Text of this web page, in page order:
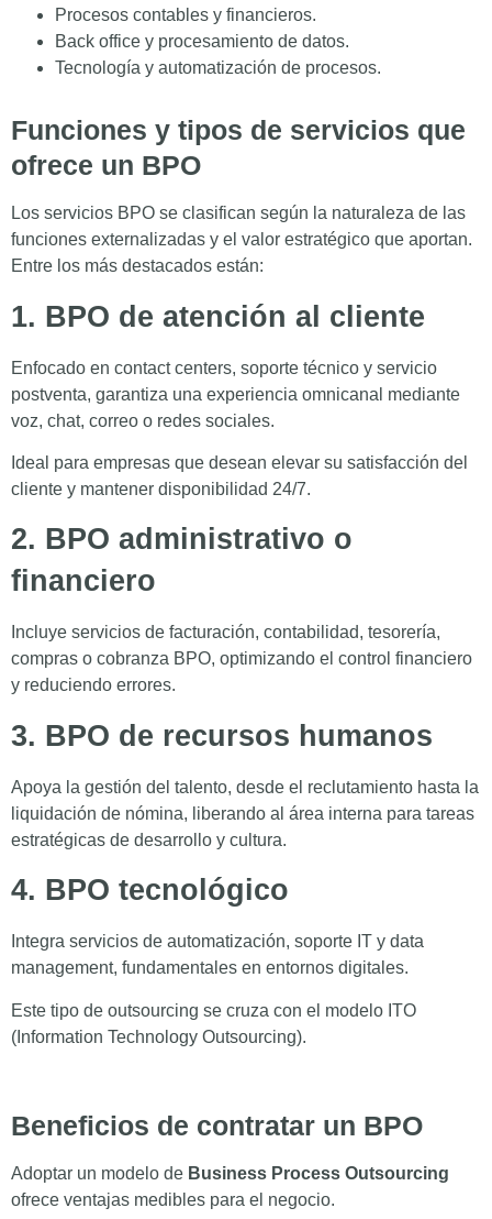
Procesos contables y financieros.
Back office y procesamiento de datos.
Tecnología y automatización de procesos.
Funciones y tipos de servicios que
ofrece un BPO
Los servicios BPO se clasifican según la naturaleza de las
funciones externalizadas y el valor estratégico que aportan.
Entre los más destacados están:
1. BPO de atención al cliente
Enfocado en contact centers, soporte técnico y servicio
postventa, garantiza una experiencia omnicanal mediante
voz, chat, correo o redes sociales.
Ideal para empresas que desean elevar su satisfacción del
cliente y mantener disponibilidad 24/7.
2. BPO administrativo o
financiero
Incluye servicios de facturación, contabilidad, tesorería,
compras o cobranza BPO, optimizando el control financiero
y reduciendo errores.
3. BPO de recursos humanos
Apoya la gestión del talento, desde el reclutamiento hasta la
liquidación de nómina, liberando al área interna para tareas
estratégicas de desarrollo y cultura.
4. BPO tecnológico
Integra servicios de automatización, soporte IT y data
management, fundamentales en entornos digitales.
Este tipo de outsourcing se cruza con el modelo ITO
(Information Technology Outsourcing).
Beneficios de contratar un BPO
Adoptar un modelo de Business Process Outsourcing
ofrece ventajas medibles para el negocio.